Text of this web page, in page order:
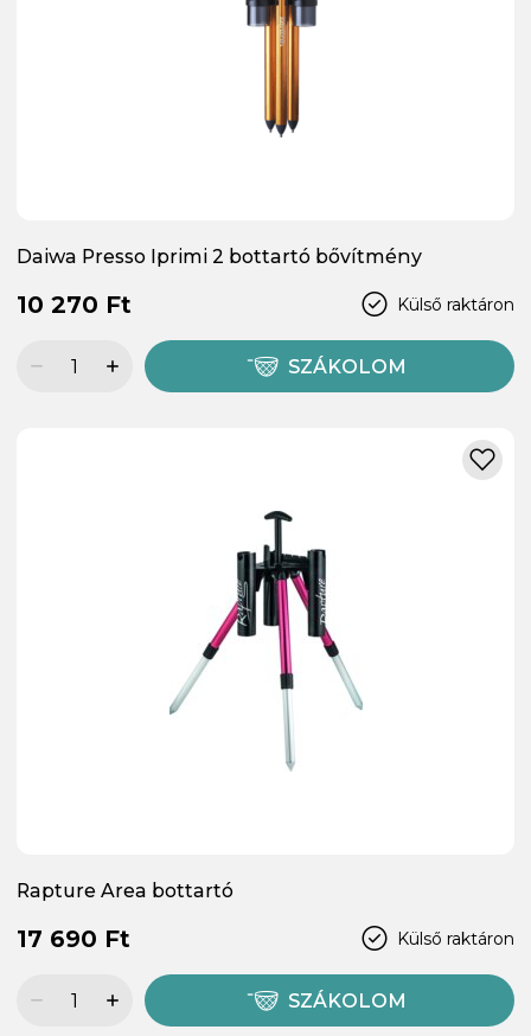
Daiwa Presso Iprimi 2 bottartó bővítmény
Külső raktáron
10 270 Ft
SZÁKOLOM
Rapture Area bottartó
Külső raktáron
17 690 Ft
SZÁKOLOM